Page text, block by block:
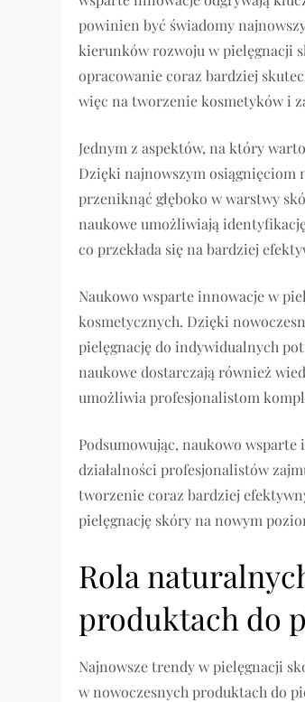
powinien być świadomy
kierunków rozwoju w pielęgnacji
opracowanie coraz bardziej
więc na tworzenie kosmetyków i
Jednym z aspektów, na który
Dzięki najnowszym osiągnięciom
przeniknąć głęboko w warstwy
naukowe umożliwiają
co przekłada się na bardziej
Naukowo wsparte innowacje w
kosmetycznych. Dzięki
pielęgnację do indywidualnych
naukowe dostarczają również
umożliwia profesjonalistom
Podsumowując, naukowo
działalności profesjonalistów
tworzenie coraz bardziej
pielęgnację skóry na nowym
Rola
produktach do
Najnowsze trendy w pielęgnacji
w nowoczesnych produktach do